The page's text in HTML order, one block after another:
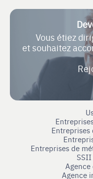
Vous étiez
et souhaitez
Entreprises
Entreprises de
Agence
Agence